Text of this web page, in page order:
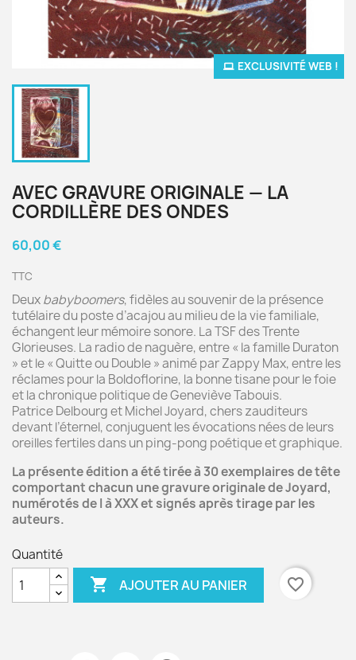
EXCLUSIVITÉ WEB !
AVEC GRAVURE ORIGINALE — LA
CORDILLÈRE DES ONDES
60,00 €
TTC
Deuxbabyboomers, fidèles au souvenir de la présence
tutélaire du poste d’acajou au milieu de la vie familiale,
échangent leur mémoire sonore. La TSF des Trente
Glorieuses. La radio de naguère, entre « la famille Duraton
» et le « Quitte ou Double » animé par Zappy Max, entre les
réclames pour la Boldoflorine, la bonne tisane pour le foie
et la chronique politique de Geneviève Tabouis.
Patrice Delbourg et Michel Joyard, chers zauditeurs
devant l’éternel, conjuguent les évocations nées de leurs
oreilles fertiles dans un ping-pong poétique et graphique.
La présente édition a été tirée à 30 exemplaires de tête
comportant chacun une gravure originale de Joyard,
numérotés de I à XXX et signés après tirage par les
auteurs.
Quantité
 AJOUTER AU PANIER favorite_border